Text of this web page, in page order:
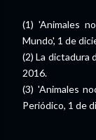
(1) 'Animales
Mundo', 1 de
(2) La dictadura
2016.
(3) 'Animales
Periódico, 1 de